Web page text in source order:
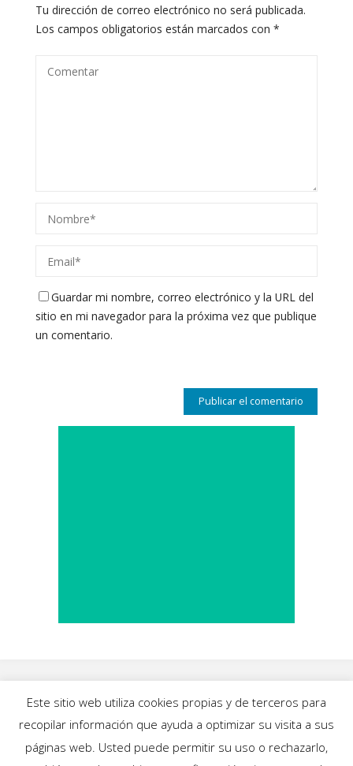
Tu dirección de correo electrónico no será publicada.
Los campos obligatorios están marcados con *
Guardar mi nombre, correo electrónico y la URL del
sitio en mi navegador para la próxima vez que publique
un comentario.
Este sitio web utiliza cookies propias y de terceros para
recopilar información que ayuda a optimizar su visita a sus
páginas web. Usted puede permitir su uso o rechazarlo,